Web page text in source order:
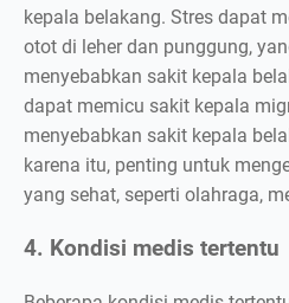
kepala belakang. Stres dapat
otot di leher dan punggung,
menyebabkan sakit kepala
dapat memicu sakit kepala
menyebabkan sakit kepala
karena itu, penting untuk
yang sehat, seperti olahraga,
4. Kondisi medis tertentu